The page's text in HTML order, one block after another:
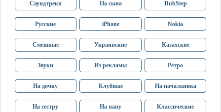
Саундтреки На сына DubStep
Русские iPhone Nokia
Смешные Украинские Казахские
Звуки Из рекламы Ретро
На дочку Клубные На начальника
На сестру На папу Классические